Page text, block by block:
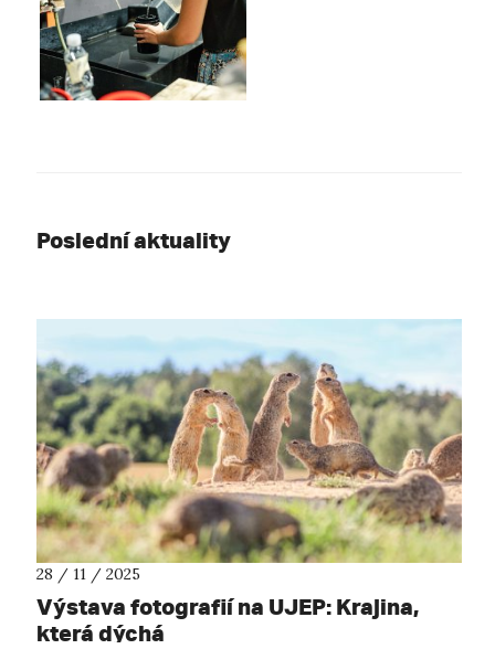
Poslední aktuality
28 / 11 / 2025
Výstava fotografií na UJEP: Krajina,
která dýchá